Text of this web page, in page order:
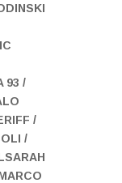
93 /
/
/